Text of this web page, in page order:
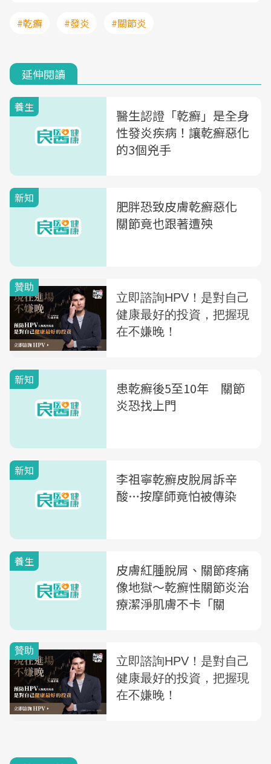
#乾癬 #發炎 #關節炎
延伸閱讀
養生
醫生認證「乾癬」是全身
性發炎疾病！讓乾癬惡化
的3個兇手
新知
肥胖恐致皮膚乾癬惡化
關節竟也跟著遭殃
新知
患乾癬後5至10年 關節
炎恐找上門
新知
李祖寧乾癬皮脫屑訴辛
酸…按摩師竟怕被傳染
養生
皮膚紅腫脫屑、關節疼痛
像地獄〜乾癬性關節炎治
療潔淨肌膚不卡「關